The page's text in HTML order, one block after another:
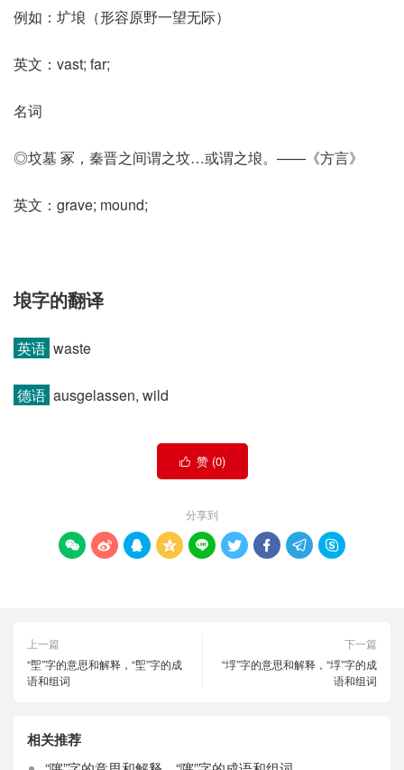
例如：圹埌（形容原野一望无际）
英文：vast; far;
名词
◎坟墓 冢，秦晋之间谓之坟…或谓之埌。——《方言》
英文：grave; mound;
埌字的翻译
英语 waste
德语 ausgelassen, wild
 赞 (0)
分享到
        
上一篇
“堲”字的意思和解释，“堲”字的成
语和组词
下一篇
“垺”字的意思和解释，“垺”字的成
语和组词
相关推荐